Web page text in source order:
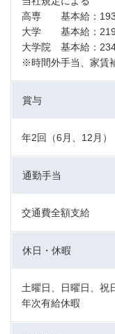
高専 基本給：
大学 基本給：
大学院 基本給：
※時間外手当、家賃
賞与
年2回（6月、12月）
通勤手当
交通費全額支給
休日・休暇
土曜日、日曜日、祝
年次有給休暇